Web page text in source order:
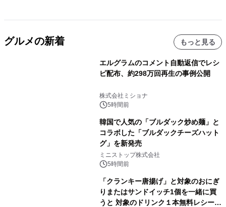
グルメの新着 もっと見る
エルグラムのコメント自動返信でレシ
ピ配布、約298万回再生の事例公開
株式会社ミショナ
5時間前
韓国で人気の「ブルダック炒め麺」と
コラボした「ブルダックチーズハット
グ」を新発売
ミニストップ株式会社
5時間前
「クランキー唐揚げ」と対象のおにぎ
りまたはサンドイッチ1個を一緒に買
うと 対象のドリンク１本無料レシート